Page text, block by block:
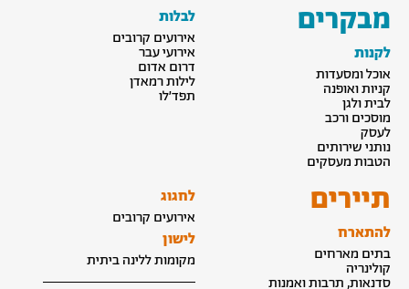
מבקרים
לקנות
אוכל ומסעדות
קניות ואופנה
לבית ולגן
מוסכים ורכב
לעסק
נותני שירותים
הטבות מעסקים
לבלות
אירועים קרובים
אירועי עבר
דרום אדום
לילות רמאדן
תפד׳לו
תיירים
להתארח
בתים מארחים
קולינריה
סדנאות, תרבות ואמנות
לחגוג
אירועים קרובים
לישון
מקומות ללינה ביתית